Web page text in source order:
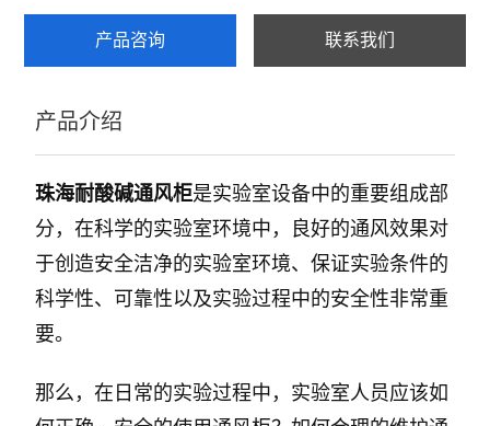
产品咨询 联系我们
产品介绍
珠海耐酸碱通风柜是实验室设备中的重要组成部
分，在科学的实验室环境中，良好的通风效果对
于创造安全洁净的实验室环境、保证实验条件的
科学性、可靠性以及实验过程中的安全性非常重
要。
那么，在日常的实验过程中，实验室人员应该如